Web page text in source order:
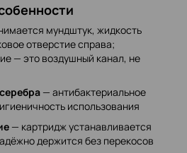
мундштук, жидкость
отверстие справа;
— это воздушный канал, не
— антибактериальное
использования
— картридж устанавливается
держится без перекосов